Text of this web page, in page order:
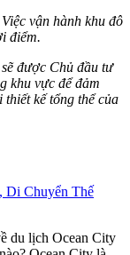
vận hành khu đô
điểm.
được Chủ đầu tư
khu vực để đảm
kế tổng thể của
Di Chuyển Thế
du lịch Ocean City